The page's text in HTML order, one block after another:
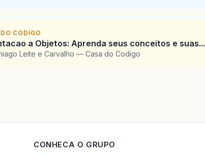
CODIGO
a Objetos: Aprenda seus conceitos e suas...
Leite e Carvalho — Casa do Codigo
CONHECA O GRUPO